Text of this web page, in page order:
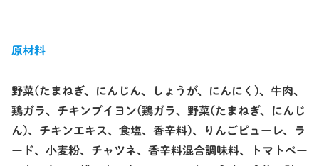
原材料
野菜(たまねぎ、にんじん、しょうが、にんにく)、牛肉、
鶏ガラ、チキンブイヨン(鶏ガラ、野菜(たまねぎ、にんじ
ん)、チキンエキス、食塩、香辛料)、りんごピューレ、ラ
ード、小麦粉、チャツネ、香辛料混合調味料、トマトペー